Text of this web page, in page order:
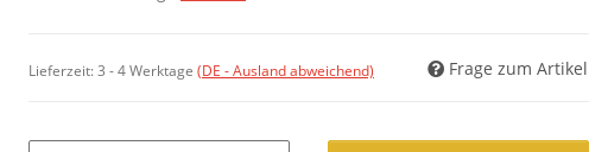
Lieferzeit:3 - 4 Werktage (DE - Ausland abweichend) Frage zum Artikel